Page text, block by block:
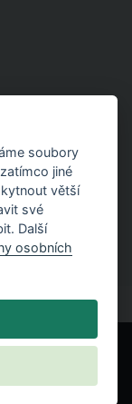
ukázkami
soubory
jiné
větší
své
Další
osobních